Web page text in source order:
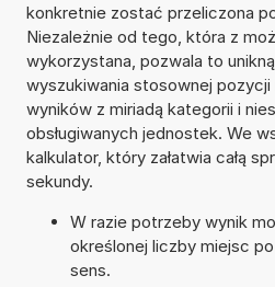
konkretnie zostać przeliczona
Niezależnie od tego, która z
wykorzystana, pozwala to
wyszukiwania stosownej pozycji
wyników z miriadą kategorii i
obsługiwanych jednostek. We
kalkulator, który załatwia całą
sekundy.
W razie potrzeby wynik
określonej liczby miejsc
sens.